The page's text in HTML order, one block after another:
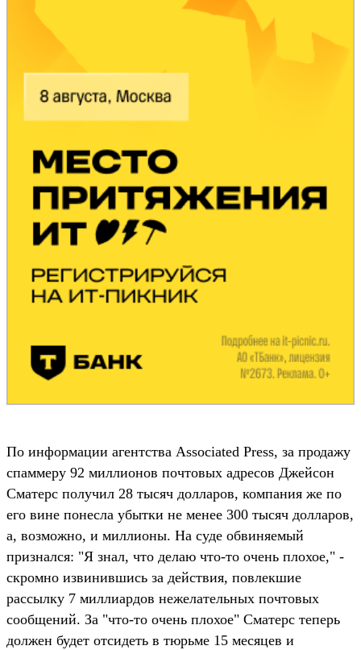
По информации агентства Associated Press, за продажу
спаммеру 92 миллионов почтовых адресов Джейсон
Сматерс получил 28 тысяч долларов, компания же по
его вине понесла убытки не менее 300 тысяч долларов,
а, возможно, и миллионы. На суде обвиняемый
признался: "Я знал, что делаю что-то очень плохое," -
скромно извинившись за действия, повлекшие
рассылку 7 миллиардов нежелательных почтовых
сообщений. За "что-то очень плохое" Сматерс теперь
должен будет отсидеть в тюрьме 15 месяцев и